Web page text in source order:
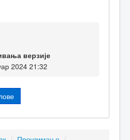
верзије
2024 21:32